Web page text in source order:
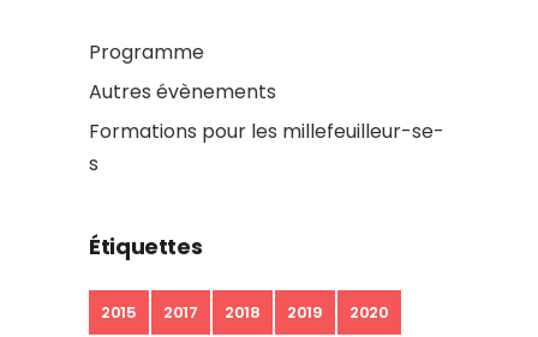
Programme
Autres évènements
Formations pour les millefeuilleur-se-
s
Étiquettes
2015 2017 2018 2019 2020